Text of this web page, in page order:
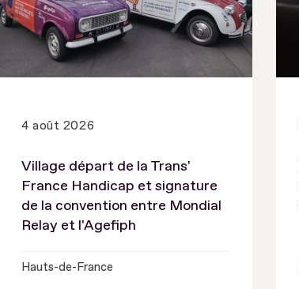
4 août 2026
Village départ de la Trans'
France Handicap et signature
de la convention entre Mondial
Relay et l'Agefiph
Hauts-de-France